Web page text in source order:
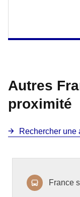
Autres
proximité
Rechercher une
France